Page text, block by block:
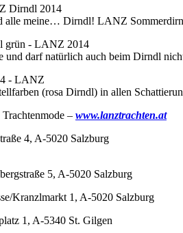
alle meine… Dirndl! LANZ
und darf natürlich auch beim Dirndl
(rosa Dirndl) in allen
– www.lanztrachten.at
4, A-5020 Salzburg
5, A-5020 Salzburg
Kranzlmarkt 1, A-5020 Salzburg
1, A-5340 St. Gilgen